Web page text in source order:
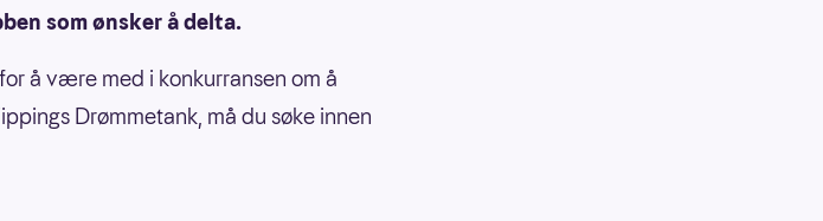
som ønsker å delta.
å være med i konkurransen om å
Drømmetank, må du søke innen